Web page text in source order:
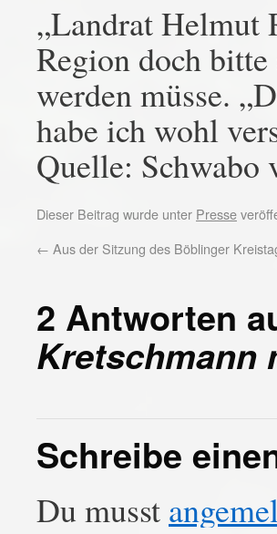
„Landrat Helmut
Region doch
werden müsse.
habe ich wohl
Quelle: Schwabo
Dieser Beitrag wurde unter Presse
← Aus der Sitzung des Böblinger
2 Antworten
Kretschmann
Schreibe
Du musst